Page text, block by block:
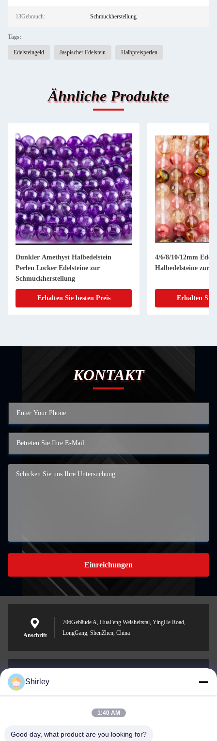
13Gebrauch: Schmuckherstellung
Tags:
Edelsteingeld Jaspischer Edelstein Halbpreisperlen
Ähnliche Produkte
Dunkler Amethyst Halbedelstein
Perlen Locker Edelsteine zur
Schmuckherstellung
Erhalten Sie besten Preis
4/6/8/10/12mm
Halbedelsteine zur
Erhalten Sie
KONTAKT
Einreichungen
Anschrift
706Gebäude A, HuaFeng Weisheitstal, YingHe Road,
LongGang, ShenZhen, China
E-Mail-Adresse
0086-18148506772
Shirley
1:40 AM
Good day, what product are you looking for?